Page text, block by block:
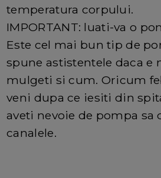
temperatura corpului.
IMPORTANT: luati-va o
Este cel mai bun tip de
spune astistentele daca e
mulgeti si cum. Oricum
veni dupa ce iesiti din
aveti nevoie de pompa sa
canalele.